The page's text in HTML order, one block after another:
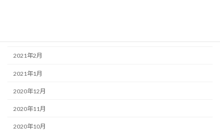
2021年2月
2021年1月
2020年12月
2020年11月
2020年10月